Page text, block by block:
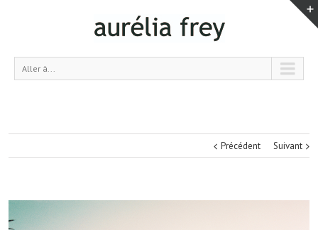
Aller à...
Précédent Suivant